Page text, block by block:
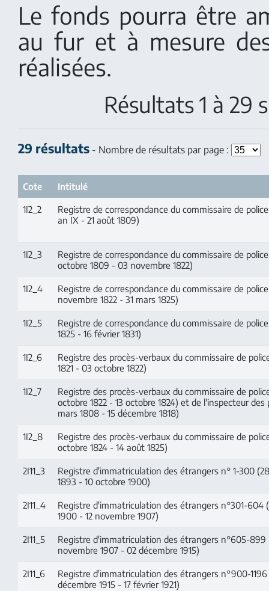
Le fonds pourra être
au fur et à mesure
réalisées.
Résultats 1 à
29 résultats- Nombre de résultats par page :
Cote Intitulé
1I2_2
Registre de correspondance du commissaire de
an IX - 21 août 1809)
1I2_3
Registre de correspondance du commissaire de
octobre 1809 - 03 novembre 1822)
1I2_4
Registre de correspondance du commissaire de
novembre 1822 - 31 mars 1825)
1I2_5
Registre de correspondance du commissaire de
1825 - 16 février 1831)
1I2_6
Registre des procès-verbaux du commissaire de
1821 - 03 octobre 1822)
1I2_7
Registre des procès-verbaux du commissaire de
octobre 1822 - 13 octobre 1824) et de l'inspecteur des
mars 1808 - 15 décembre 1818)
1I2_8
Registre des procès-verbaux du commissaire de
octobre 1824 - 14 août 1825)
2I11_3
Registre d'immatriculation des étrangers n° 1-300
1893 - 10 octobre 1900)
2I11_4
Registre d'immatriculation des étrangers n°301-604
1900 - 12 novembre 1907)
2I11_5
Registre d'immatriculation des étrangers n°605-899
novembre 1907 - 02 décembre 1915)
2I11_6
Registre d'immatriculation des étrangers n°900-1196
décembre 1915 - 17 février 1921)